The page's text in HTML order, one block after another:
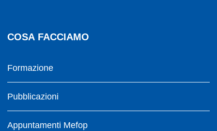
COSA FACCIAMO
Formazione
Pubblicazioni
Appuntamenti Mefop